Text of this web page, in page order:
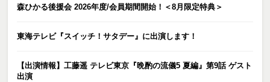
森ひかる後援会 2026年度/会員期間開始！＜8月限定特典＞
東海テレビ『スイッチ！サタデー』に出演します！
【出演情報】工藤遥 テレビ東京『晩酌の流儀5 夏編』第9話 ゲスト
出演